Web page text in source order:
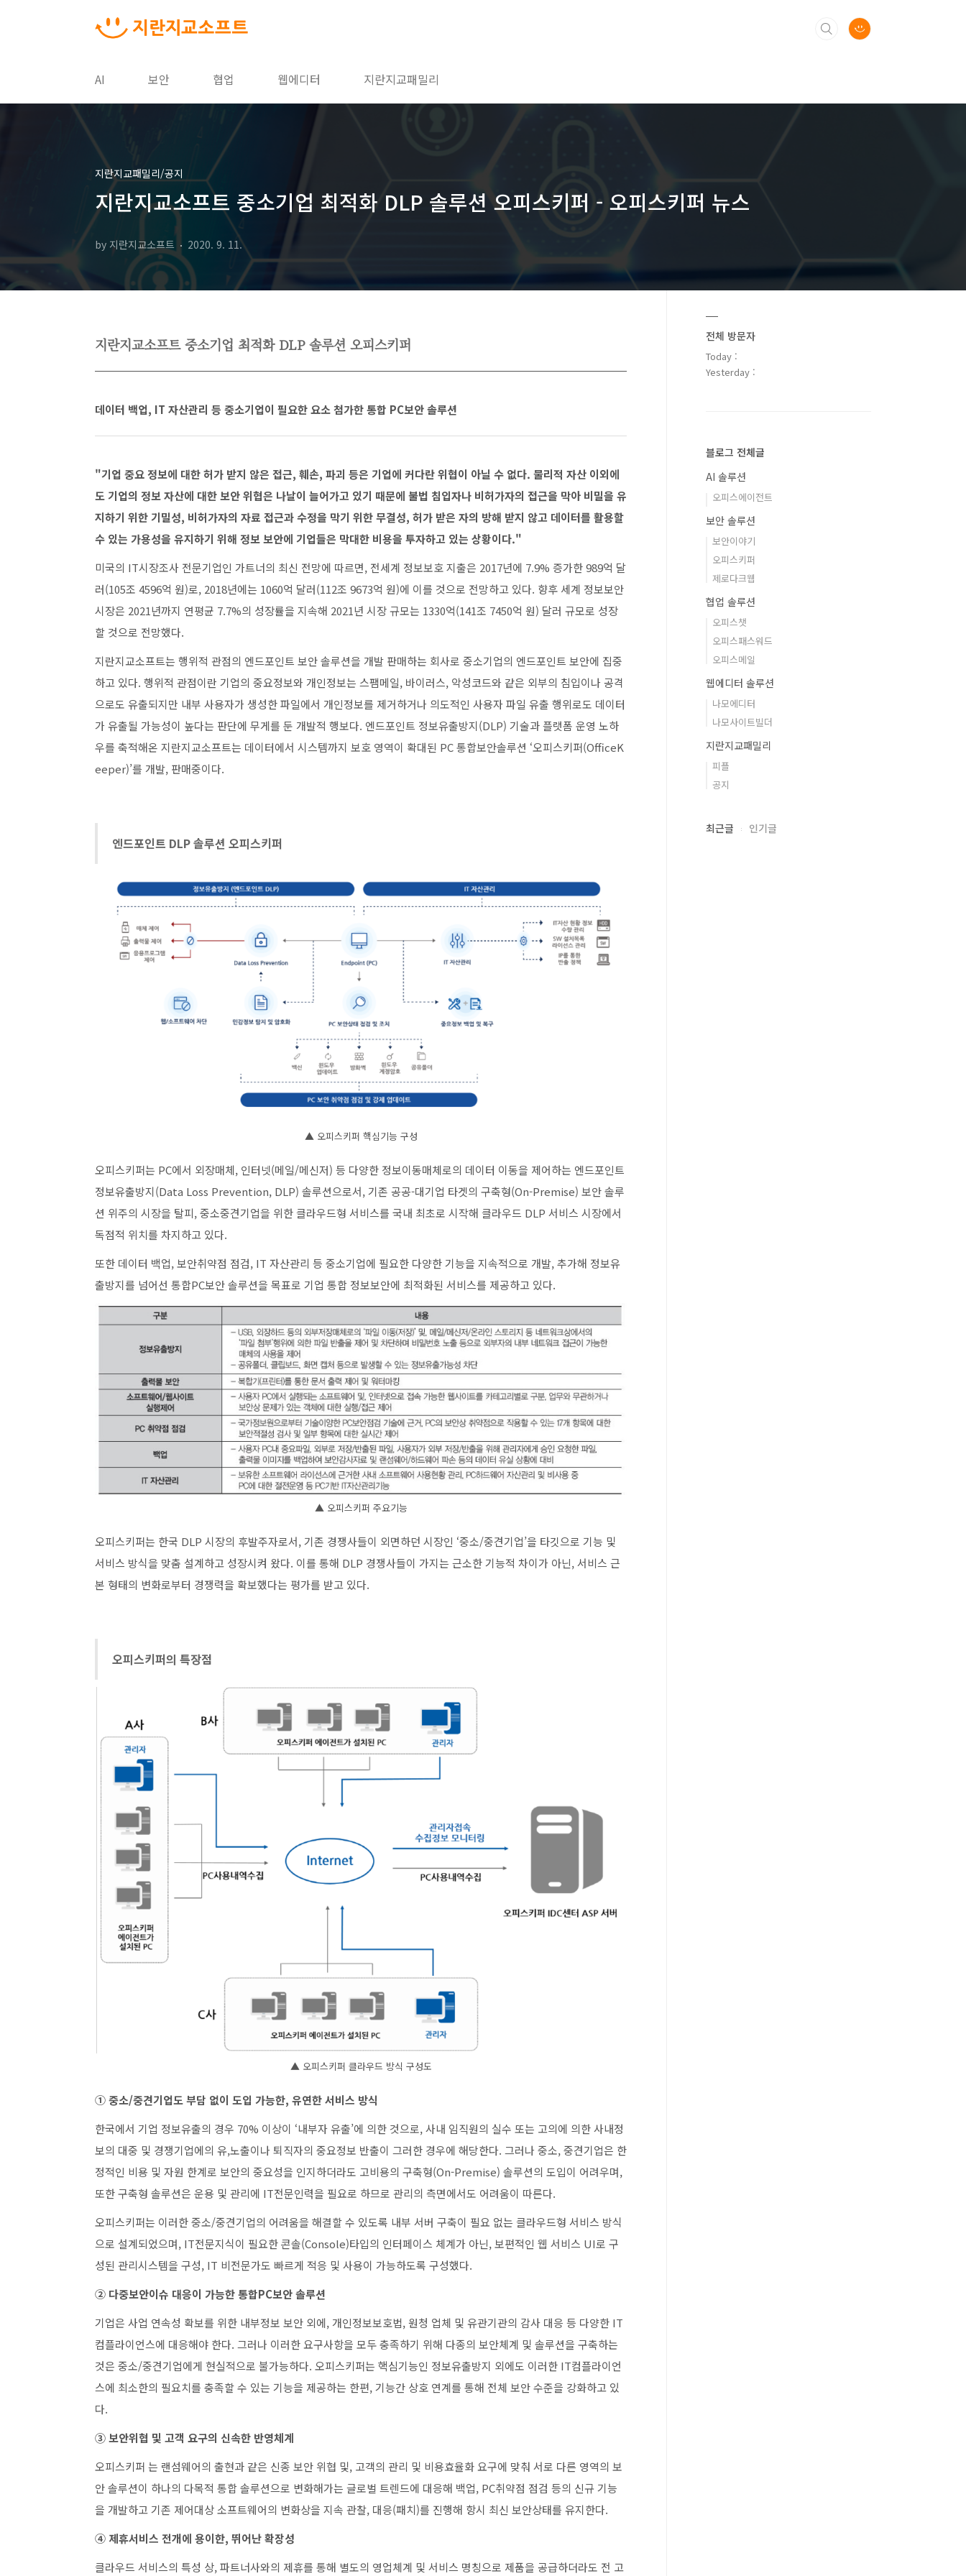
AI 보안 협업 웹에디터 지란지교패밀리
지란지교패밀리/공지
지란지교소프트 중소기업 최적화 DLP 솔루션 오피스키퍼 - 오피스키퍼 뉴스
by 지란지교소프트 2020. 9. 11.
지란지교소프트 중소기업 최적화 DLP 솔루션 오피스키퍼
데이터 백업, IT 자산관리 등 중소기업이 필요한 요소 첨가한 통합 PC보안 솔루션
"기업 중요 정보에 대한 허가 받지 않은 접근, 훼손, 파괴 등은 기업에 커다란 위협이 아닐 수 없다. 물리적 자산 이외에
도 기업의 정보 자산에 대한 보안 위협은 나날이 늘어가고 있기 때문에 불법 침입자나 비허가자의 접근을 막아 비밀을 유
지하기 위한 기밀성, 비허가자의 자료 접근과 수정을 막기 위한 무결성, 허가 받은 자의 방해 받지 않고 데이터를 활용할
수 있는 가용성을 유지하기 위해 정보 보안에 기업들은 막대한 비용을 투자하고 있는 상황이다."
미국의 IT시장조사 전문기업인 가트너의 최신 전망에 따르면, 전세계 정보보호 지출은 2017년에 7.9% 증가한 989억 달
러(105조 4596억 원)로, 2018년에는 1060억 달러(112조 9673억 원)에 이를 것으로 전망하고 있다. 향후 세계 정보보안
시장은 2021년까지 연평균 7.7%의 성장률을 지속해 2021년 시장 규모는 1330억(141조 7450억 원) 달러 규모로 성장
할 것으로 전망했다.
지란지교소프트는 행위적 관점의 엔드포인트 보안 솔루션을 개발 판매하는 회사로 중소기업의 엔드포인트 보안에 집중
하고 있다. 행위적 관점이란 기업의 중요정보와 개인정보는 스팸메일, 바이러스, 악성코드와 같은 외부의 침입이나 공격
으로도 유출되지만 내부 사용자가 생성한 파일에서 개인정보를 제거하거나 의도적인 사용자 파일 유출 행위로도 데이터
가 유출될 가능성이 높다는 판단에 무게를 둔 개발적 행보다. 엔드포인트 정보유출방지(DLP) 기술과 플랫폼 운영 노하
우를 축적해온 지란지교소프트는 데이터에서 시스템까지 보호 영역이 확대된 PC 통합보안솔루션 ‘오피스키퍼(OfficeK
eeper)’를 개발, 판매중이다.
엔드포인트 DLP 솔루션 오피스키퍼
▲ 오피스키퍼 핵심기능 구성
오피스키퍼는 PC에서 외장매체, 인터넷(메일/메신저) 등 다양한 정보이동매체로의 데이터 이동을 제어하는 엔드포인트
정보유출방지(Data Loss Prevention, DLP) 솔루션으로서, 기존 공공-대기업 타겟의 구축형(On-Premise) 보안 솔루
션 위주의 시장을 탈피, 중소중견기업을 위한 클라우드형 서비스를 국내 최초로 시작해 클라우드 DLP 서비스 시장에서
독점적 위치를 차지하고 있다.
또한 데이터 백업, 보안취약점 점검, IT 자산관리 등 중소기업에 필요한 다양한 기능을 지속적으로 개발, 추가해 정보유
출방지를 넘어선 통합PC보안 솔루션을 목표로 기업 통합 정보보안에 최적화된 서비스를 제공하고 있다.
▲ 오피스키퍼 주요기능
오피스키퍼는 한국 DLP 시장의 후발주자로서, 기존 경쟁사들이 외면하던 시장인 ‘중소/중견기업’을 타깃으로 기능 및
서비스 방식을 맞춤 설계하고 성장시켜 왔다. 이를 통해 DLP 경쟁사들이 가지는 근소한 기능적 차이가 아닌, 서비스 근
본 형태의 변화로부터 경쟁력을 확보했다는 평가를 받고 있다.
오피스키퍼의 특장점
▲ 오피스키퍼 클라우드 방식 구성도
① 중소/중견기업도 부담 없이 도입 가능한, 유연한 서비스 방식
한국에서 기업 정보유출의 경우 70% 이상이 ‘내부자 유출’에 의한 것으로, 사내 임직원의 실수 또는 고의에 의한 사내정
보의 대중 및 경쟁기업에의 유,노출이나 퇴직자의 중요정보 반출이 그러한 경우에 해당한다. 그러나 중소, 중견기업은 한
정적인 비용 및 자원 한계로 보안의 중요성을 인지하더라도 고비용의 구축형(On-Premise) 솔루션의 도입이 어려우며,
또한 구축형 솔루션은 운용 및 관리에 IT전문인력을 필요로 하므로 관리의 측면에서도 어려움이 따른다.
오피스키퍼는 이러한 중소/중견기업의 어려움을 해결할 수 있도록 내부 서버 구축이 필요 없는 클라우드형 서비스 방식
으로 설계되었으며, IT전문지식이 필요한 콘솔(Console)타입의 인터페이스 체계가 아닌, 보편적인 웹 서비스 UI로 구
성된 관리시스템을 구성, IT 비전문가도 빠르게 적응 및 사용이 가능하도록 구성했다.
② 다중보안이슈 대응이 가능한 통합PC보안 솔루션
기업은 사업 연속성 확보를 위한 내부정보 보안 외에, 개인정보보호법, 원청 업체 및 유관기관의 감사 대응 등 다양한 IT
컴플라이언스에 대응해야 한다. 그러나 이러한 요구사항을 모두 충족하기 위해 다종의 보안체계 및 솔루션을 구축하는
것은 중소/중견기업에게 현실적으로 불가능하다. 오피스키퍼는 핵심기능인 정보유출방지 외에도 이러한 IT컴플라이언
스에 최소한의 필요치를 충족할 수 있는 기능을 제공하는 한편, 기능간 상호 연계를 통해 전체 보안 수준을 강화하고 있
다.
③ 보안위협 및 고객 요구의 신속한 반영체계
오피스키퍼 는 랜섬웨어의 출현과 같은 신종 보안 위협 및, 고객의 관리 및 비용효율화 요구에 맞춰 서로 다른 영역의 보
안 솔루션이 하나의 다목적 통합 솔루션으로 변화해가는 글로벌 트렌드에 대응해 백업, PC취약점 점검 등의 신규 기능
을 개발하고 기존 제어대상 소프트웨어의 변화상을 지속 관찰, 대응(패치)를 진행해 항시 최신 보안상태를 유지한다.
④ 제휴서비스 전개에 용이한, 뛰어난 확장성
클라우드 서비스의 특성 상, 파트너사와의 제휴를 통해 별도의 영업체계 및 서비스 명칭으로 제품을 공급하더라도 전 고
전체 방문자
Today :
Yesterday :
블로그 전체글
AI 솔루션
오피스에이전트
보안 솔루션
보안이야기
오피스키퍼
제로다크웹
협업 솔루션
오피스챗
오피스패스워드
오피스메일
웹에디터 솔루션
나모에디터
나모사이트빌더
지란지교패밀리
피플
공지
최근글 인기글